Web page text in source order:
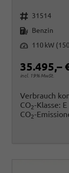
Fahrzeugnr. 31514
Kraftstoff Benzin
Leistung
110 kW
35.495,–
incl. 19% MwSt.
Verbrauch
CO2-Klasse: E
CO2-